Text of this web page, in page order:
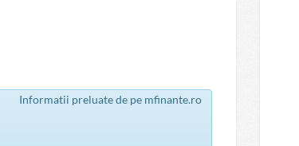
Informatii preluate de pe mfinante.ro